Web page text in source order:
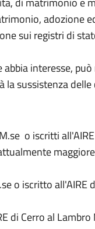
adozione
sui registri di
interesse,
sussistenza
o iscritti
o iscritto all'AIRE
al Lambro
di Cerro al